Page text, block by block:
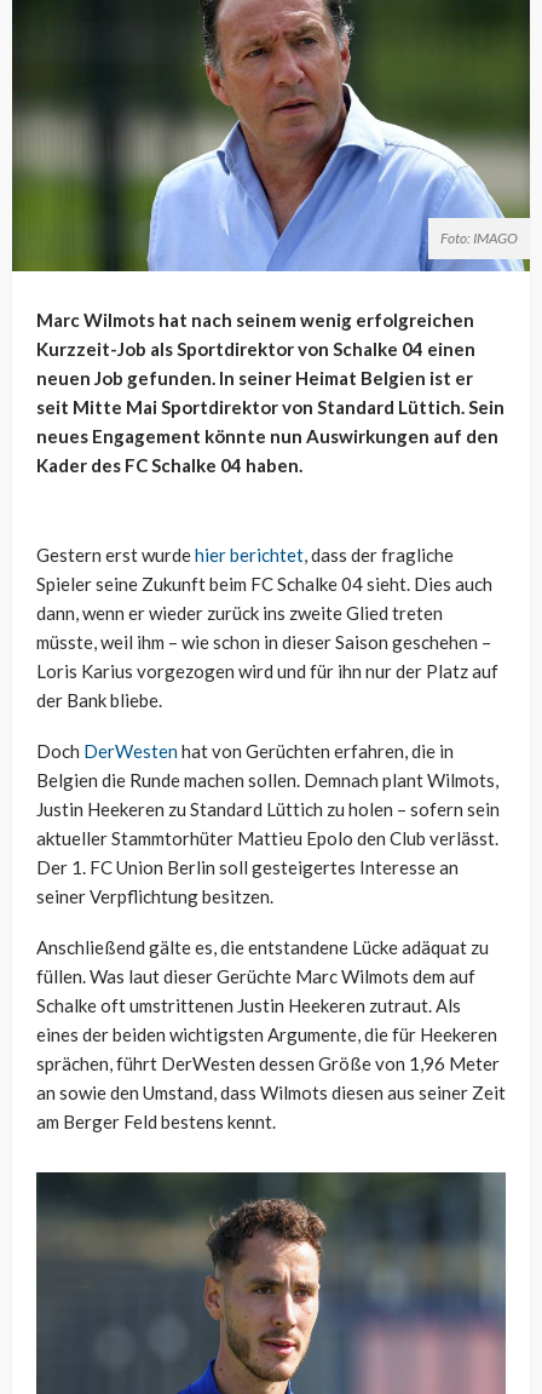
Foto: IMAGO
Marc Wilmots hat nach seinem wenig erfolgreichen
Kurzzeit-Job als Sportdirektor von Schalke 04 einen
neuen Job gefunden. In seiner Heimat Belgien ist er
seit Mitte Mai Sportdirektor von Standard Lüttich. Sein
neues Engagement könnte nun Auswirkungen auf den
Kader des FC Schalke 04 haben.
Gestern erst wurdehier berichtet, dass der fragliche
Spieler seine Zukunft beim FC Schalke 04 sieht. Dies auch
dann, wenn er wieder zurück ins zweite Glied treten
müsste, weil ihm – wie schon in dieser Saison geschehen –
Loris Karius vorgezogen wird und für ihn nur der Platz auf
der Bank bliebe.
Doch DerWestenhat von Gerüchten erfahren, die in
Belgien die Runde machen sollen. Demnach plant Wilmots,
Justin Heekeren zu Standard Lüttich zu holen – sofern sein
aktueller Stammtorhüter Mattieu Epolo den Club verlässt.
Der 1. FC Union Berlin soll gesteigertes Interesse an
seiner Verpflichtung besitzen.
Anschließend gälte es, die entstandene Lücke adäquat zu
füllen. Was laut dieser Gerüchte Marc Wilmots dem auf
Schalke oft umstrittenen Justin Heekeren zutraut. Als
eines der beiden wichtigsten Argumente, die für Heekeren
sprächen, führt DerWesten dessen Größe von 1,96 Meter
an sowie den Umstand, dass Wilmots diesen aus seiner Zeit
am Berger Feld bestens kennt.